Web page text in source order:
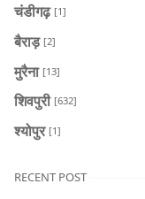
चंडीगढ़ [1]
बैराड़ [2]
मुरैना [13]
शिवपुरी [632]
श्योपुर [1]
RECENT POST